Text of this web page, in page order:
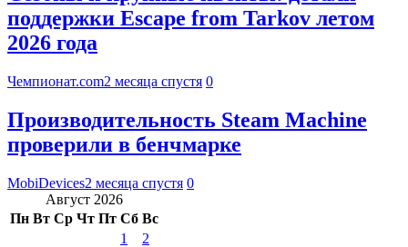
поддержки Escape from Tarkov летом
2026 года
Чемпионат.com2 месяца спустя 0
Производительность Steam Machine
проверили в бенчмарке
MobiDevices2 месяца спустя 0
Август 2026
Пн Вт Ср Чт Пт Сб Вс
1
2